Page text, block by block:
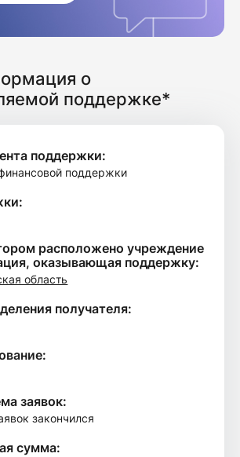
о
поддержке*
поддержки:
поддержки
расположено учреждение
оказывающая поддержку:
область
получателя:
заявок:
закончился
сумма: